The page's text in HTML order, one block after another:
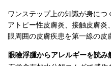
ワンステップ上の知識が身につ
アトピー性皮膚炎、接触皮膚炎
眼周囲の皮膚疾患を第一線の皮
眼瞼浮腫からアレルギーを読み